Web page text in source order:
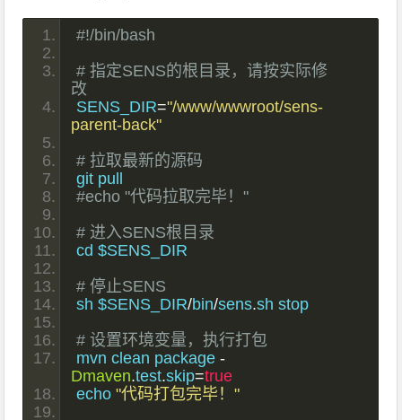
#!/bin/bash
# 指定SENS的根目录，请按实际修
改
SENS_DIR="/www/wwwroot/sens-
parent-back"
# 拉取最新的源码
git pull
#echo "代码拉取完毕！"
# 进入SENS根目录
cd $SENS_DIR
# 停止SENS
sh $SENS_DIR/bin/sens.sh stop
# 设置环境变量，执行打包
mvn clean package -
Dmaven.test.skip=true
echo "代码打包完毕！"